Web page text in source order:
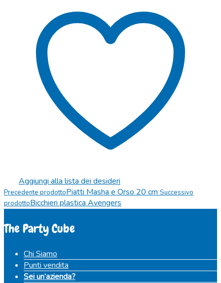
Aggiungi alla lista dei desideri
Precedente prodottoPiatti Masha e Orso 20 cm Successivo
prodottoBicchieri plastica Avengers
The Party Cube
Chi Siamo
Punti vendita
Sei un’azienda?